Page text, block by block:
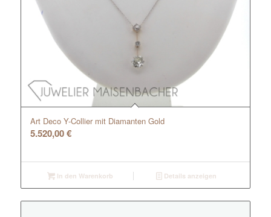
Art Deco Y-Collier mit Diamanten Gold
5.520,00€
In den Warenkorb Details anzeigen